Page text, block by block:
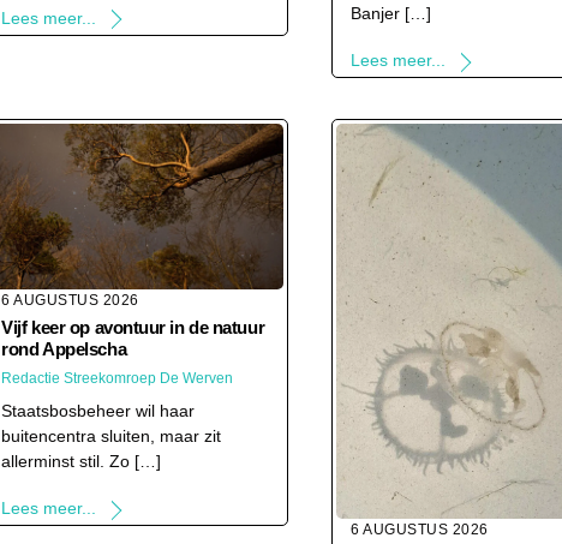
Lees meer...
Banjer […]
Lees meer...
6 AUGUSTUS 2026
Vijf keer op avontuur in de natuur
rond Appelscha
Redactie Streekomroep De Werven
Staatsbosbeheer wil haar
buitencentra sluiten, maar zit
allerminst stil. Zo […]
Lees meer...
6 AUGUSTUS 2026